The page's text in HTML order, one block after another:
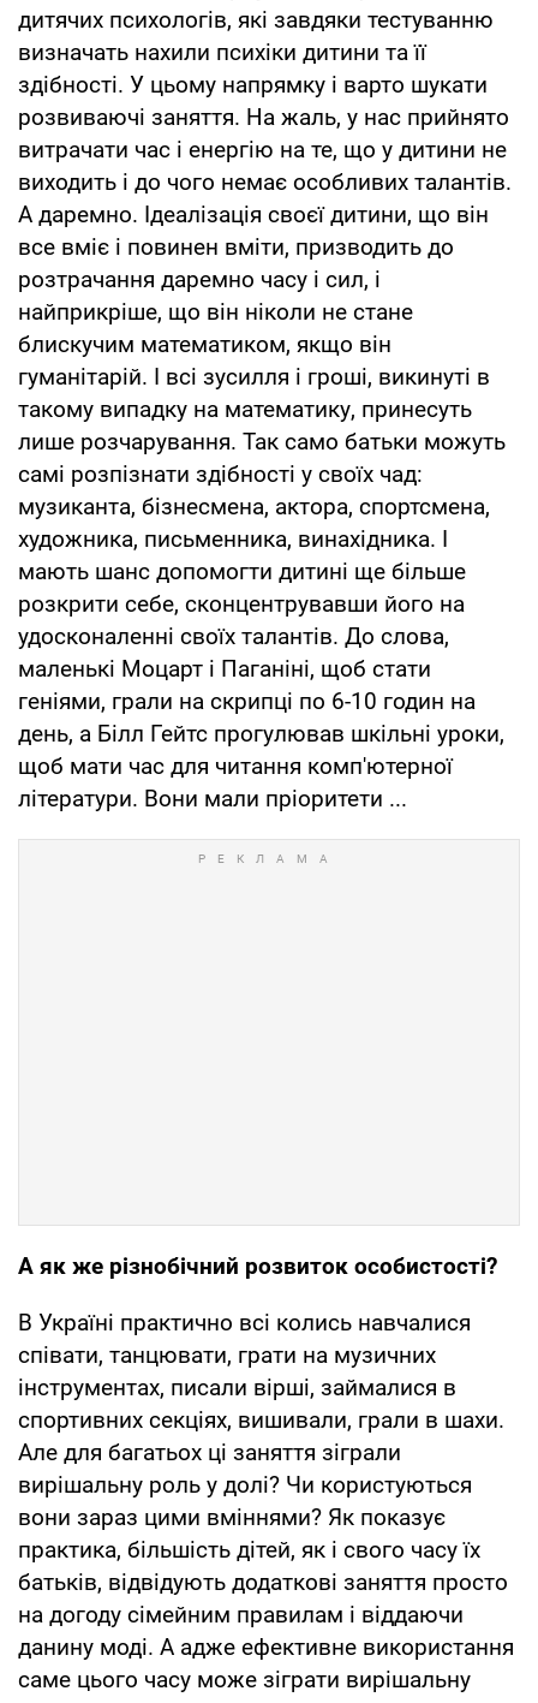
дитячих психологів, які завдяки тестуванню
визначать нахили психіки дитини та її
здібності. У цьому напрямку і варто шукати
розвиваючі заняття. На жаль, у нас прийнято
витрачати час і енергію на те, що у дитини не
виходить і до чого немає особливих талантів.
А даремно. Ідеалізація своєї дитини, що він
все вміє і повинен вміти, призводить до
розтрачання даремно часу і сил, і
найприкріше, що він ніколи не стане
блискучим математиком, якщо він
гуманітарій. І всі зусилля і гроші, викинуті в
такому випадку на математику, принесуть
лише розчарування. Так само батьки можуть
самі розпізнати здібності у своїх чад:
музиканта, бізнесмена, актора, спортсмена,
художника, письменника, винахідника. І
мають шанс допомогти дитині ще більше
розкрити себе, сконцентрувавши його на
удосконаленні своїх талантів. До слова,
маленькі Моцарт і Паганіні, щоб стати
геніями, грали на скрипці по 6-10 годин на
день, а Білл Гейтс прогулював шкільні уроки,
щоб мати час для читання комп'ютерної
літератури. Вони мали пріоритети ...
А як же різнобічний розвиток особистості?
В Україні практично всі колись навчалися
співати, танцювати, грати на музичних
інструментах, писали вірші, займалися в
спортивних секціях, вишивали, грали в шахи.
Але для багатьох ці заняття зіграли
вирішальну роль у долі? Чи користуються
вони зараз цими вміннями? Як показує
практика, більшість дітей, як і свого часу їх
батьків, відвідують додаткові заняття просто
на догоду сімейним правилам і віддаючи
данину моді. А адже ефективне використання
саме цього часу може зіграти вирішальну